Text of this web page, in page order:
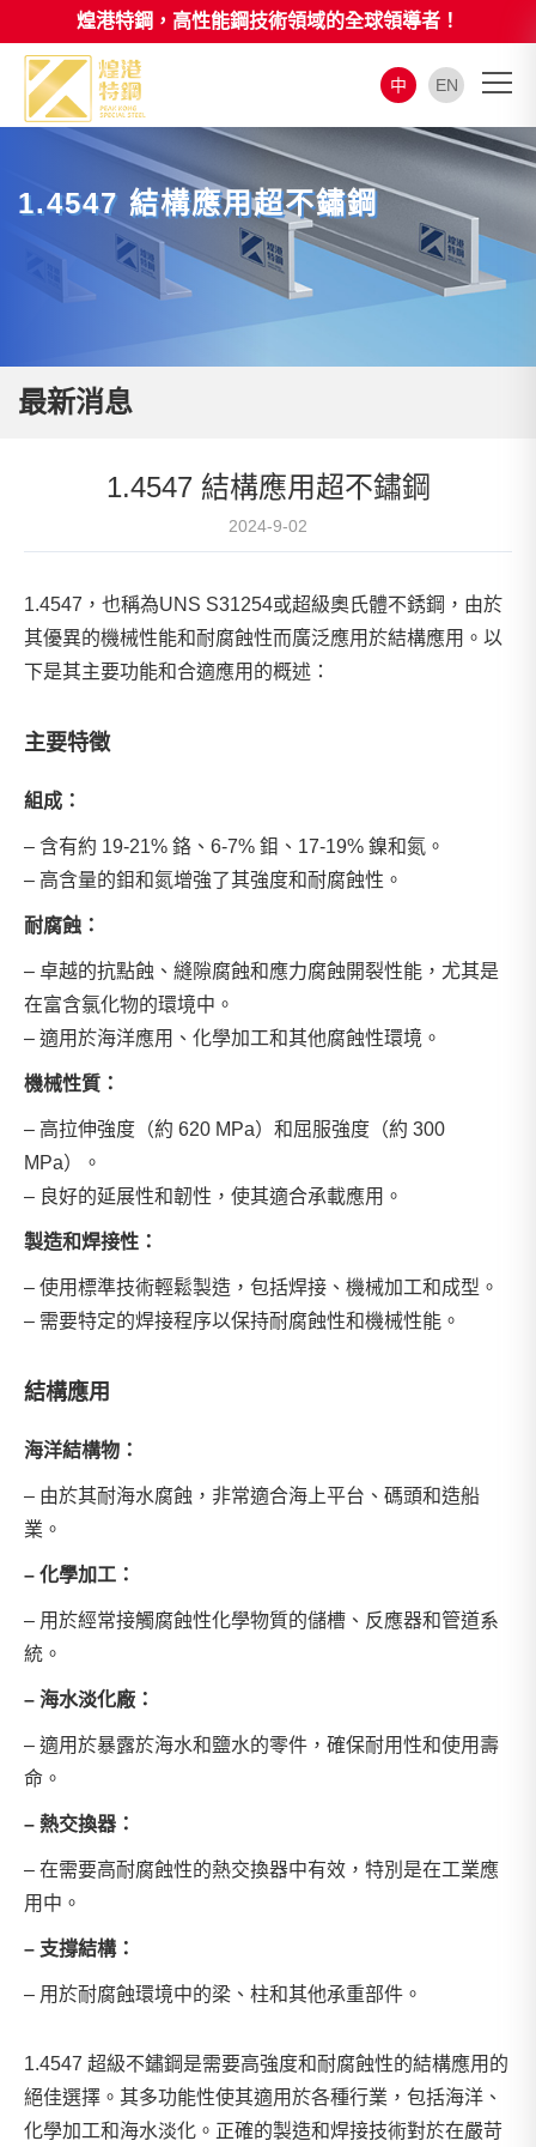
煌港特鋼，高性能鋼技術領域的全球領導者！
中 EN
1.4547 結構應用超不鏽鋼
最新消息
1.4547 結構應用超不鏽鋼
2024-9-02
1.4547，也稱為UNS S31254或超級奧氏體不銹鋼，由於
其優異的機械性能和耐腐蝕性而廣泛應用於結構應用。以
下是其主要功能和合適應用的概述：
主要特徵
組成：
– 含有約 19-21% 鉻、6-7% 鉬、17-19% 鎳和氮。
– 高含量的鉬和氮增強了其強度和耐腐蝕性。
耐腐蝕：
– 卓越的抗點蝕、縫隙腐蝕和應力腐蝕開裂性能，尤其是
在富含氯化物的環境中。
– 適用於海洋應用、化學加工和其他腐蝕性環境。
機械性質：
– 高拉伸強度（約 620 MPa）和屈服強度（約 300
MPa）。
– 良好的延展性和韌性，使其適合承載應用。
製造和焊接性：
– 使用標準技術輕鬆製造，包括焊接、機械加工和成型。
– 需要特定的焊接程序以保持耐腐蝕性和機械性能。
結構應用
海洋結構物：
– 由於其耐海水腐蝕，非常適合海上平台、碼頭和造船
業。
– 化學加工：
– 用於經常接觸腐蝕性化學物質的儲槽、反應器和管道系
統。
– 海水淡化廠：
– 適用於暴露於海水和鹽水的零件，確保耐用性和使用壽
命。
– 熱交換器：
– 在需要高耐腐蝕性的熱交換器中有效，特別是在工業應
用中。
– 支撐結構：
– 用於耐腐蝕環境中的梁、柱和其他承重部件。
1.4547 超級不鏽鋼是需要高強度和耐腐蝕性的結構應用的
絕佳選擇。其多功能性使其適用於各種行業，包括海洋、
化學加工和海水淡化。正確的製造和焊接技術對於在嚴苛